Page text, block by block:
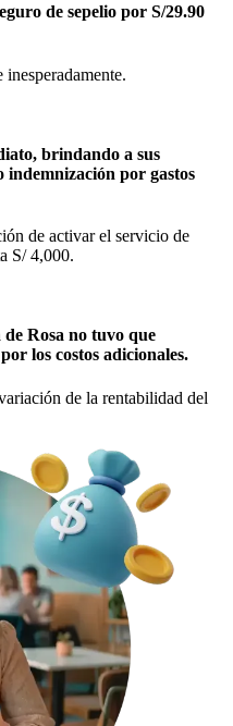
de sepelio por S/29.90
inesperadamente.
brindando a sus
indemnización por gastos
de activar el servicio de
S/ 4,000.
Rosa no tuvo que
los costos adicionales.
de la rentabilidad del